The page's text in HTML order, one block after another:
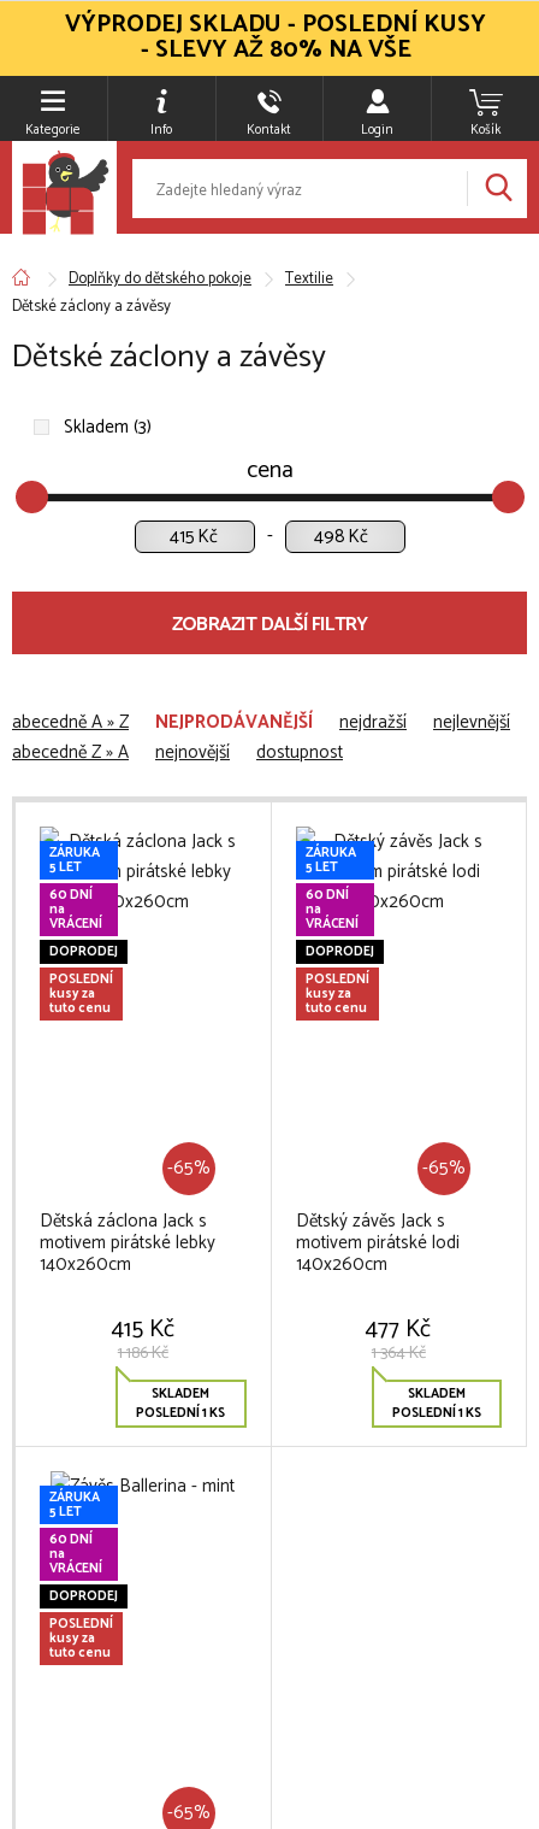
Kategorie Info Kontakt Login Košík
Doplňky do dětského pokoje
Textilie
Dětské záclony a závěsy
Dětské záclony a závěsy
Skladem (3)
cena
Kč Kč
ZOBRAZIT DALŠÍ FILTRY
abecedně A » Z NEJPRODÁVANĚJŠÍ nejdražší
nejlevnější
abecedně Z » A
nejnovější dostupnost
ZÁRUKA
5 LET
60 DNÍ
na
VRÁCENÍ
DOPRODEJ
POSLEDNÍ
kusy za
tuto cenu
-65%
Dětská záclona Jack s
motivem pirátské lebky
140x260cm
415 Kč
1 186 Kč
SKLADEM
POSLEDNÍ 1 KS
ZÁRUKA
5 LET
60 DNÍ
na
VRÁCENÍ
DOPRODEJ
POSLEDNÍ
kusy za
tuto cenu
-65%
Dětský závěs Jack s
motivem pirátské lodi
140x260cm
477 Kč
1 364 Kč
SKLADEM
POSLEDNÍ 1 KS
ZÁRUKA
5 LET
60 DNÍ
na
VRÁCENÍ
DOPRODEJ
POSLEDNÍ
kusy za
tuto cenu
-65%
VÝPRODEJ SKLADU - POSLEDNÍ KUSY
- SLEVY AŽ 80% NA VŠE